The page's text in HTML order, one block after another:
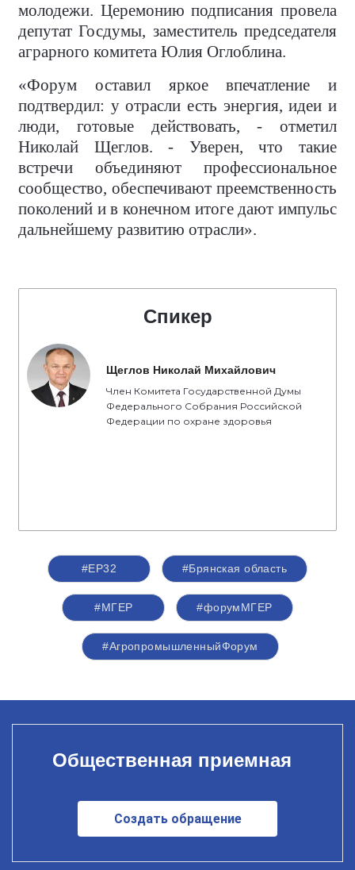
молодежи. Церемонию подписания провела
депутат Госдумы, заместитель председателя
аграрного комитета Юлия Оглоблина.
«Форум оставил яркое впечатление и
подтвердил: у отрасли есть энергия, идеи и
люди, готовые действовать, - отметил
Николай Щеглов. - Уверен, что такие
встречи объединяют профессиональное
сообщество, обеспечивают преемственность
поколений и в конечном итоге дают импульс
дальнейшему развитию отрасли».
Спикер
Щеглов Николай Михайлович
Член Комитета Государственной Думы
Федерального Собрания Российской
Федерации по охране здоровья
#ЕР32 #Брянская область
#‎МГЕР‬ #форумМГЕР
#АгропромышленныйФорум
Общественная приемная
Создать обращение